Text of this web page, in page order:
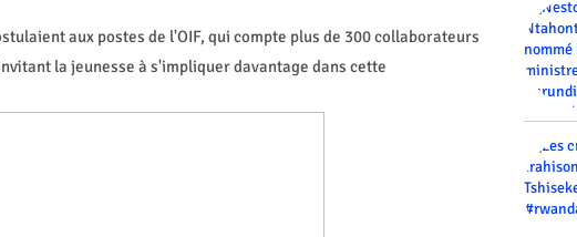
aux postes de l'OIF, qui compte plus de 300 collaborateurs
la jeunesse à s'impliquer davantage dans cette